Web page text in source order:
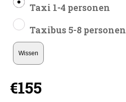
Taxi 1-4 personen
Taxibus 5-8 personen
Wissen
€155